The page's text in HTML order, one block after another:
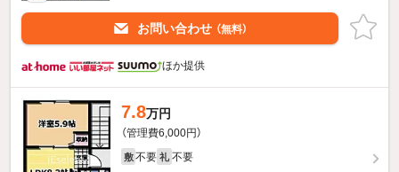
お問い合わせ （無料）
ほか提供
7.8万円
（管理費6,000円）
敷 不要 礼 不要